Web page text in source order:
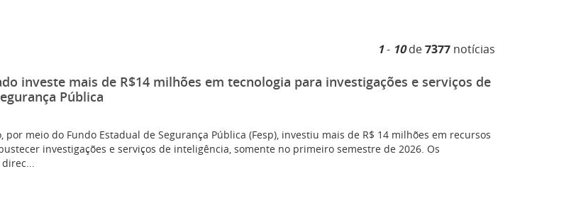
1- 10de7377 notícias
investe mais de R$14 milhões em tecnologia para investigações e serviços de
Pública
por meio do Fundo Estadual de Segurança Pública (Fesp), investiu mais de R$ 14 milhões em recursos
investigações e serviços de inteligência, somente no primeiro semestre de 2026. Os